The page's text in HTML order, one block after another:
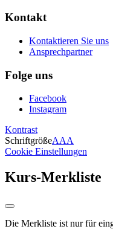
Kontakt
Kontaktieren Sie uns
Ansprechpartner
Folge uns
Facebook
Instagram
Kontrast
SchriftgrößeAAA
Cookie Einstellungen
Kurs-Merkliste
Die Merkliste ist nur für